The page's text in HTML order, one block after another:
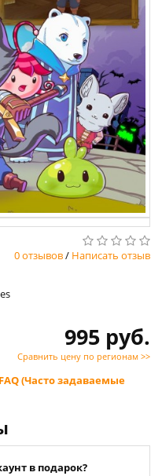
0 отзывов/ Написать отзыв
995 руб.
Сравнить цену по регионам >>
(Часто задаваемые
в подарок?